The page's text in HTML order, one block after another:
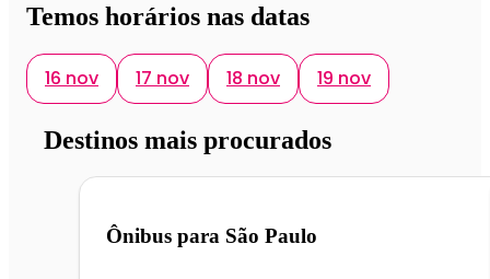
Temos horários nas datas
16 nov 17 nov 18 nov 19 nov
Destinos mais procurados
Ônibus para São Paulo